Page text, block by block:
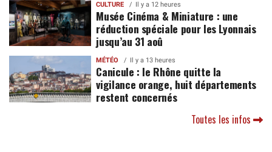
CULTURE Il y a 12 heures
Musée Cinéma & Miniature : une
réduction spéciale pour les Lyonnais
jusqu’au 31 aoû
MÉTÉO Il y a 13 heures
Canicule : le Rhône quitte la
vigilance orange, huit départements
restent concernés
Toutes les infos